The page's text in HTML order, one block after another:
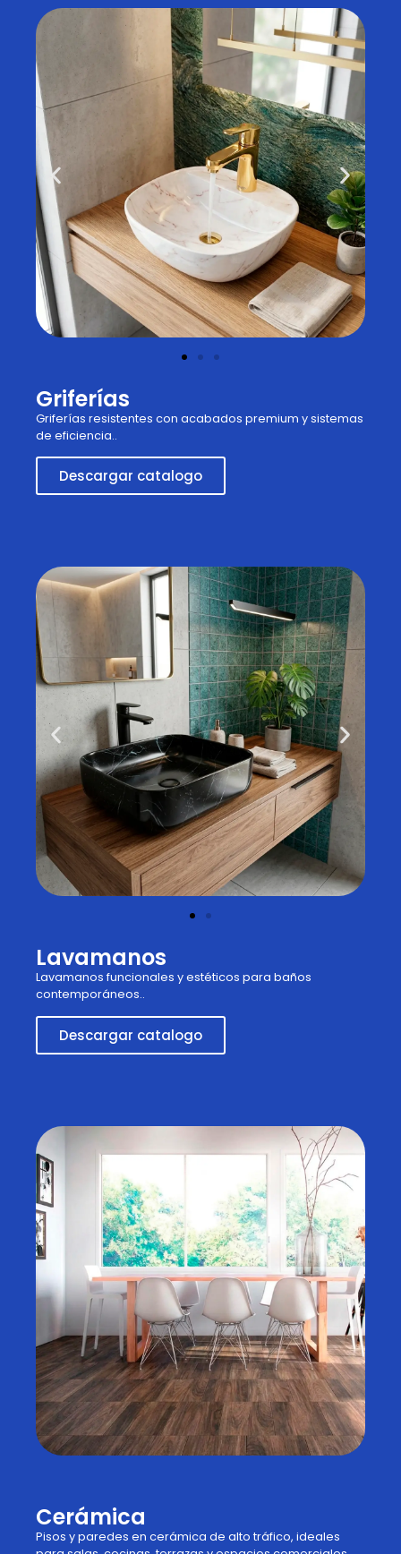
Griferías
Griferías resistentes con acabados premium y sistemas
de eficiencia..
Descargar catalogo
Lavamanos
Lavamanos funcionales y estéticos para baños
contemporáneos..
Descargar catalogo
Cerámica
Pisos y paredes en cerámica de alto tráfico, ideales